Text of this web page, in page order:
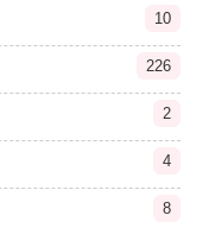
10
226
2
4
8